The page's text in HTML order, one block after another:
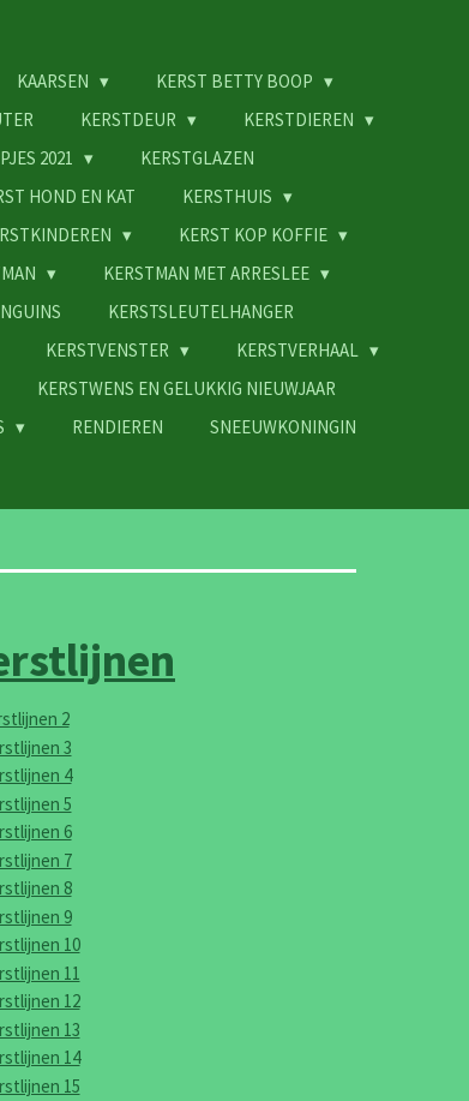
KAARSEN
KERST BETTY BOOP
KERSTDEUR
KERSTDIEREN
2021
KERSTGLAZEN
HOND EN KAT
KERSTHUIS
KERST KOP KOFFIE
KERSTMAN MET ARRESLEE
KERSTSLEUTELHANGER
KERSTVENSTER
KERSTVERHAAL
KERSTWENS EN GELUKKIG NIEUWJAAR
RENDIEREN
SNEEUWKONINGIN
2
3
4
5
6
7
8
9
10
11
12
13
14
15